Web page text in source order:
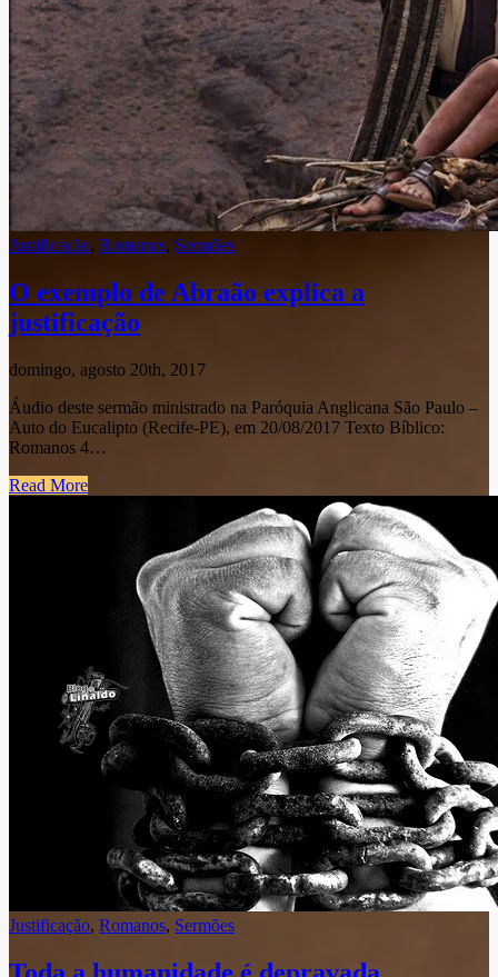
Justificação, Romanos, Sermões
O exemplo de Abraão explica a
justificação
domingo, agosto 20th, 2017
Áudio deste sermão ministrado na Paróquia Anglicana São Paulo –
Auto do Eucalipto (Recife-PE), em 20/08/2017 Texto Bíblico:
Romanos 4…
Read More
Justificação, Romanos, Sermões